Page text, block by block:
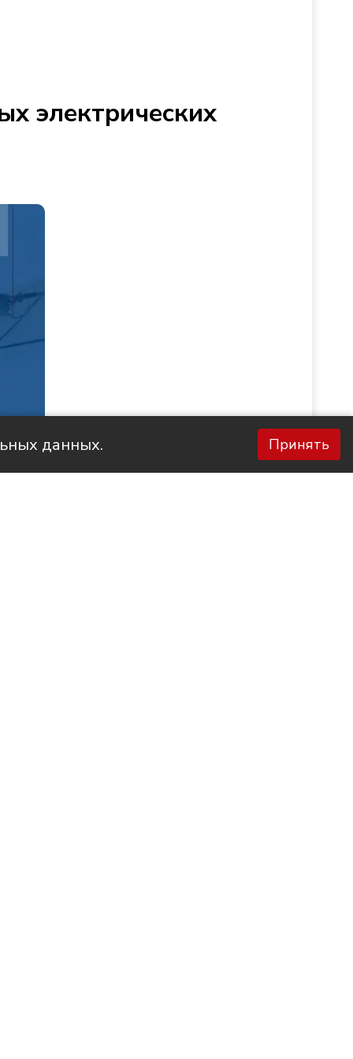
электрических
данных. Принять